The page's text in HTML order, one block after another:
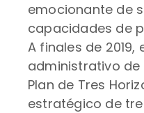
emocionante de
capacidades de
A finales de 2019,
administrativo
Plan de Tres
estratégico de